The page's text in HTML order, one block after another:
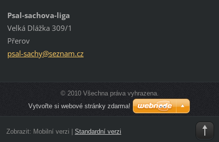
Psal-sachova-liga
Velká Dlážka 309/1
Přerov
psal-sachy@seznam.cz
© 2010 Všechna práva vyhrazena.
Vytvořte si webové stránky zdarma!
Zobrazit: Mobilní verzi Standardní verzi